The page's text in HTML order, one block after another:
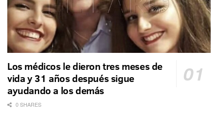
Los médicos le dieron tres meses de
vida y 31 años después sigue
ayudando a los demás
0 SHARES